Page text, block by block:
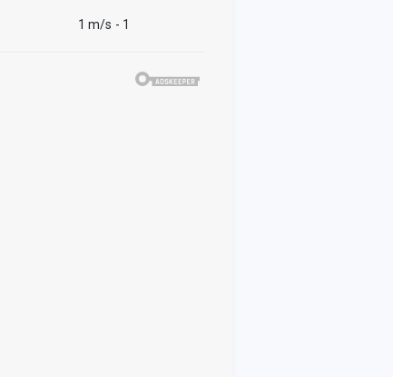
1 m/s - 1